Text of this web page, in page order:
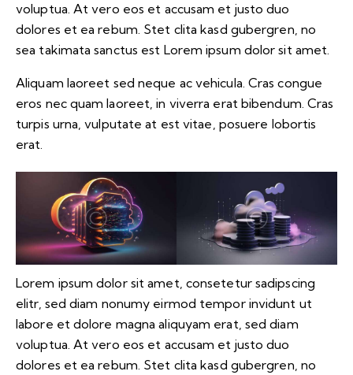
voluptua. At vero eos et accusam et justo duo
dolores et ea rebum. Stet clita kasd gubergren, no
sea takimata sanctus est Lorem ipsum dolor sit amet.
Aliquam laoreet sed neque ac vehicula. Cras congue
eros nec quam laoreet, in viverra erat bibendum. Cras
turpis urna, vulputate at est vitae, posuere lobortis
erat.
Lorem ipsum dolor sit amet, consetetur sadipscing
elitr, sed diam nonumy eirmod tempor invidunt ut
labore et dolore magna aliquyam erat, sed diam
voluptua. At vero eos et accusam et justo duo
dolores et ea rebum. Stet clita kasd gubergren, no